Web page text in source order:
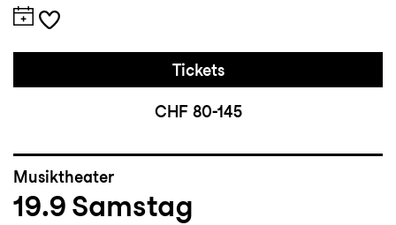
Tickets
CHF 80-145
Musiktheater
19.9 Samstag